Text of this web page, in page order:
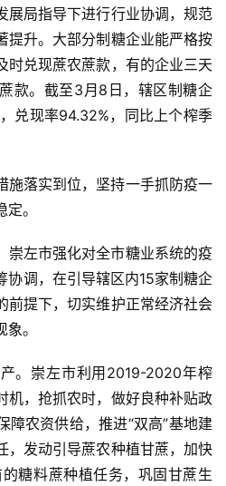
展局指导下进行行业协调，规范
提升。大部分制糖企业能严格按
时兑现蔗农蔗款，有的企业三天
款。截至3月8日，辖区制糖企
兑现率94.32%，同比上个榨季
施落实到位，坚持一手抓防疫一
。
崇左市强化对全市糖业系统的疫
协调，在引导辖区内15家制糖企
前提下，切实维护正常经济社会
。
。崇左市利用2019-2020年榨
机，抢抓农时，做好良种补贴政
障农资供给，推进“双高”基地建
，发动引导蔗农种植甘蔗，加快
糖料蔗种植任务，巩固甘蔗生